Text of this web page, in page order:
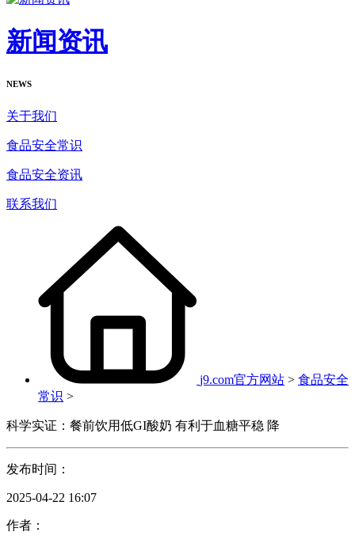
新闻资讯
NEWS
关于我们
食品安全常识
食品安全资讯
联系我们
j9.com官方网站 > 食品安全
常识 >
科学实证：餐前饮用低GI酸奶 有利于血糖平稳 降
发布时间：
2025-04-22 16:07
作者：